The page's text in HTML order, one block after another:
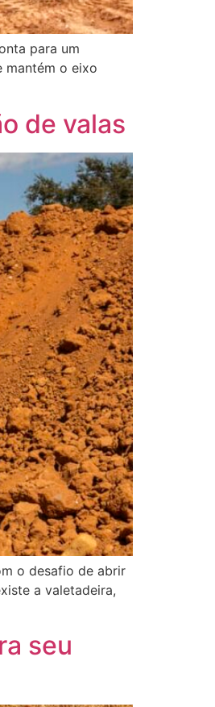
para um
mantém o eixo
de valas
o desafio de abrir
a valetadeira,
seu